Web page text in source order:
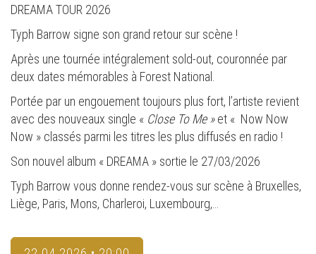
DREAMA TOUR 2026
Typh Barrow signe son grand retour sur scène !
Après une tournée intégralement sold-out, couronnée par
deux dates mémorables à Forest National.
Portée par un engouement toujours plus fort, l’artiste revient
avec des nouveaux single « Close To Me »et « Now Now
Now » classés parmi les titres les plus diffusés en radio !
Son nouvel album « DREAMA » sortie le 27/03/2026
Typh Barrow vous donne rendez-vous sur scène à Bruxelles,
Liège, Paris, Mons, Charleroi, Luxembourg,…